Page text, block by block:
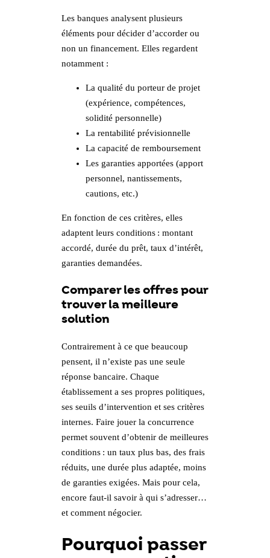
Les banques analysent plusieurs
éléments pour décider d’accorder ou
non un financement. Elles regardent
notamment :
La qualité du porteur de projet
(expérience, compétences,
solidité personnelle)
La rentabilité prévisionnelle
La capacité de remboursement
Les garanties apportées (apport
personnel, nantissements,
cautions, etc.)
En fonction de ces critères, elles
adaptent leurs conditions : montant
accordé, durée du prêt, taux d’intérêt,
garanties demandées.
Comparer les offres pour
trouver la meilleure
solution
Contrairement à ce que beaucoup
pensent, il n’existe pas une seule
réponse bancaire. Chaque
établissement a ses propres politiques,
ses seuils d’intervention et ses critères
internes. Faire jouer la concurrence
permet souvent d’obtenir de meilleures
conditions : un taux plus bas, des frais
réduits, une durée plus adaptée, moins
de garanties exigées. Mais pour cela,
encore faut-il savoir à qui s’adresser…
et comment négocier.
Pourquoi passer